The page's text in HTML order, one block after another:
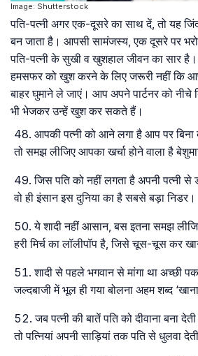
Image: Shutterstock
पति-पत्नी अगर एक-दूसरे का साथ दें, तो यह
बन जाता है। आपसी सामंजस्य, एक दूसरे पर
पति-पत्नी के सुखी व खुशहाल जीवन का सार
हमसफर को खुश करने के लिए जरूरी नहीं कि आप
बाहर घुमाने ले जाएं। आप अपने पार्टनर को नीचे
भी भेजकर उन्हें खुश कर सकते हैं।
आपकी पत्नी को आने लगा है आप पर बिना
तो समझ लीजिए आपका खर्चा होने वाला है
जिस पति को नहीं लगता है अपनी पत्नी से
वो ही इंसान इस दुनिया का है सबसे बड़ा निडर।
ये शादी नहीं आसान, बस इतना समझ
हरी मिर्च का लॉलीपॉप है, जिसे चूस-चूस कर
शादी से पहले भगवान से मांगा था अच्छी
जल्दबाजी में भूल ही गया बोलना अहम शब्द
जब पत्नी की बातें पति को दीवाना बना देती
तो पत्नियां अपनी साड़ियां तक पति से धुलवा